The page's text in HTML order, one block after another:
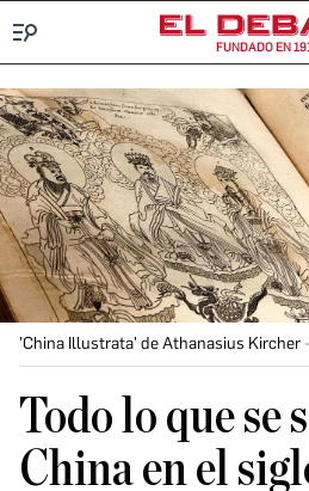
FUNDADO EN
'China Illustrata' de Athanasius Kircher
Todo lo que se
China en el